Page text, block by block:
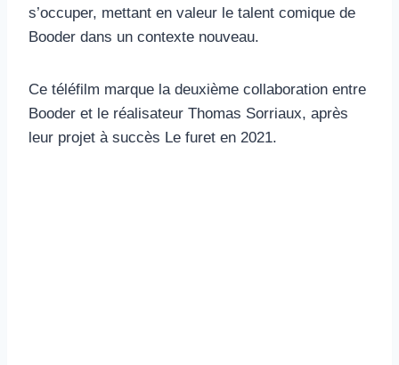
s’occuper, mettant en valeur le talent comique de
Booder dans un contexte nouveau.
Ce téléfilm marque la deuxième collaboration entre
Booder et le réalisateur Thomas Sorriaux, après
leur projet à succès Le furet en 2021.